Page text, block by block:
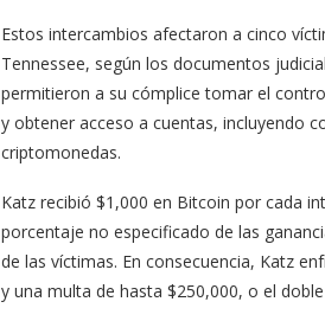
Estos intercambios afectaron a cinco
Tennessee, según los documentos
permitieron a su cómplice tomar el
y obtener acceso a cuentas, incluyendo
criptomonedas.
Katz recibió $1,000 en Bitcoin por cada
porcentaje no especificado de las
de las víctimas. En consecuencia, Katz
y una multa de hasta $250,000, o el